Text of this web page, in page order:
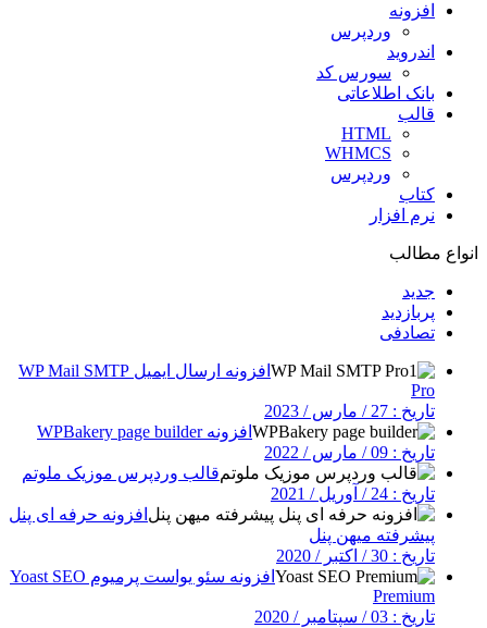
افزونه
وردپرس
اندروید
سورس کد
بانک اطلاعاتی
قالب
HTML
WHMCS
وردپرس
کتاب
نرم افزار
انواع مطالب
جدید
پربازدید
تصادفی
افزونه ارسال ایمیل WP Mail SMTP
Pro
تاریخ : 27 / مارس / 2023
افزونه WPBakery page builder
تاریخ : 09 / مارس / 2022
قالب وردپرس موزیک ملوتم
تاریخ : 24 / آوریل / 2021
افزونه حرفه ای پنل
پیشرفته میهن پنل
تاریخ : 30 / اکتبر / 2020
افزونه سئو یواست پرمیوم Yoast SEO
Premium
تاریخ : 03 / سپتامبر / 2020